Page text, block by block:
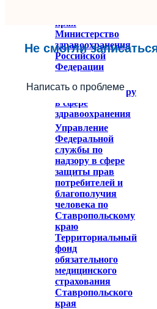
Не смогли
Написать о проблеме
края
Министерство
здравоохранения
Российской
Федерации
Федеральное
служба по надзору
в сфере
здравоохранения
Управление
Федеральной
службы по
надзору в сфере
защиты прав
потребителей и
благополучия
человека по
Ставропольскому
краю
Территориальный
фонд
обязательного
медицинского
страхования
Ставропольского
края